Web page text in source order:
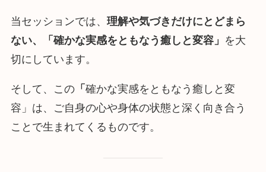
当セッションでは、 理解や気づきだけにとどまら
ない、「確かな実感をともなう癒しと変容」 を大
切にしています。
そして、この「 確かな実感をともなう癒しと変
容」は、ご自身の心や身体の状態と深く向き合う
ことで生まれてくるものです。